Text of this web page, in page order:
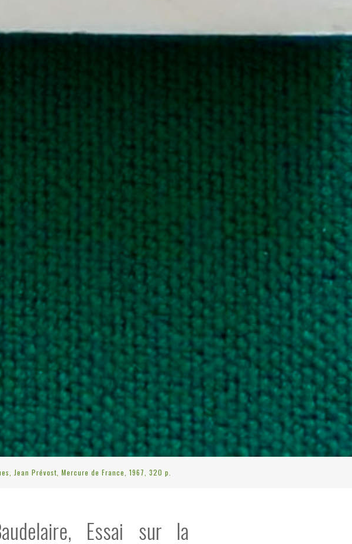
Jean Prévost, Mercure de France, 1967, 320 p.
Essai sur la